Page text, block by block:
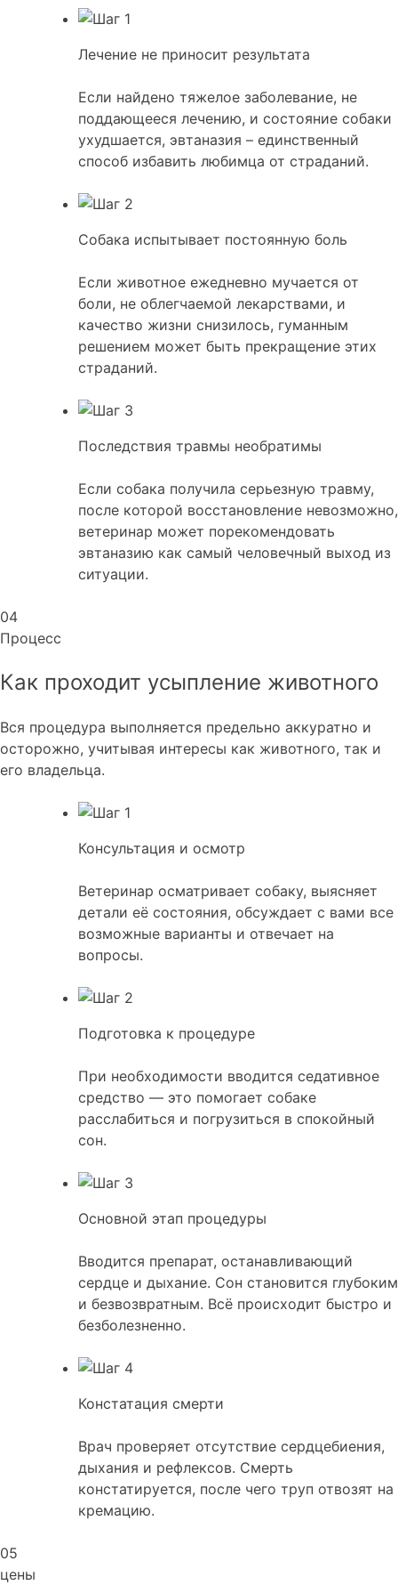
Лечение не приносит результата
Если найдено тяжелое заболевание, не
поддающееся лечению, и состояние собаки
ухудшается, эвтаназия – единственный
способ избавить любимца от страданий.
Собака испытывает постоянную боль
Если животное ежедневно мучается от
боли, не облегчаемой лекарствами, и
качество жизни снизилось, гуманным
решением может быть прекращение этих
страданий.
Последствия травмы необратимы
Если собака получила серьезную травму,
после которой восстановление невозможно,
ветеринар может порекомендовать
эвтаназию как самый человечный выход из
ситуации.
04
Процесс
Как проходит усыпление животного
Вся процедура выполняется предельно аккуратно и
осторожно, учитывая интересы как животного, так и
его владельца.
Консультация и осмотр
Ветеринар осматривает собаку, выясняет
детали её состояния, обсуждает с вами все
возможные варианты и отвечает на
вопросы.
Подготовка к процедуре
При необходимости вводится седативное
средство — это помогает собаке
расслабиться и погрузиться в спокойный
сон.
Основной этап процедуры
Вводится препарат, останавливающий
сердце и дыхание. Сон становится глубоким
и безвозвратным. Всё происходит быстро и
безболезненно.
Констатация смерти
Врач проверяет отсутствие сердцебиения,
дыхания и рефлексов. Смерть
констатируется, после чего труп отвозят на
кремацию.
05
цены